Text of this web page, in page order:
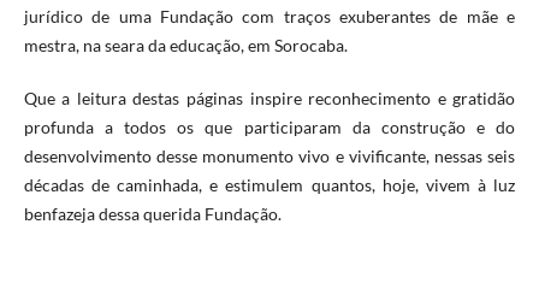
jurídico de uma Fundação com traços exuberantes de mãe e
mestra, na seara da educação, em Sorocaba.
Que a leitura destas páginas inspire reconhecimento e gratidão
profunda a todos os que participaram da construção e do
desenvolvimento desse monumento vivo e vivificante, nessas seis
décadas de caminhada, e estimulem quantos, hoje, vivem à luz
benfazeja dessa querida Fundação.